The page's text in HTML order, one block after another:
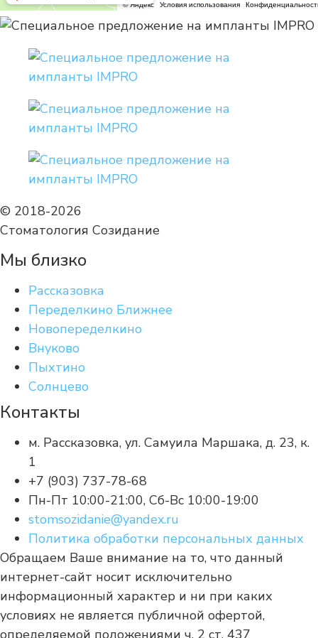
© 2018-2026
Стоматология Созидание
Мы близко
Рассказовка
Переделкино Ближнее
Новопеределкино
Внуково
Пыхтино
Солнцево
Контакты
м. Рассказовка, ул. Самуила Маршака, д. 23, к.
1
+7 (903) 737-78-68
Пн-Пт 10:00-21:00, Сб-Вс 10:00-19:00
stomsozidanie@yandex.ru
Политика обработки персональных данных
Обращаем Ваше внимание на то, что данный
интернет-сайт носит исключительно
информационный характер и ни при каких
условиях не является публичной офертой,